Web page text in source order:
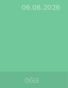
06.08.2026
ÖĞLE